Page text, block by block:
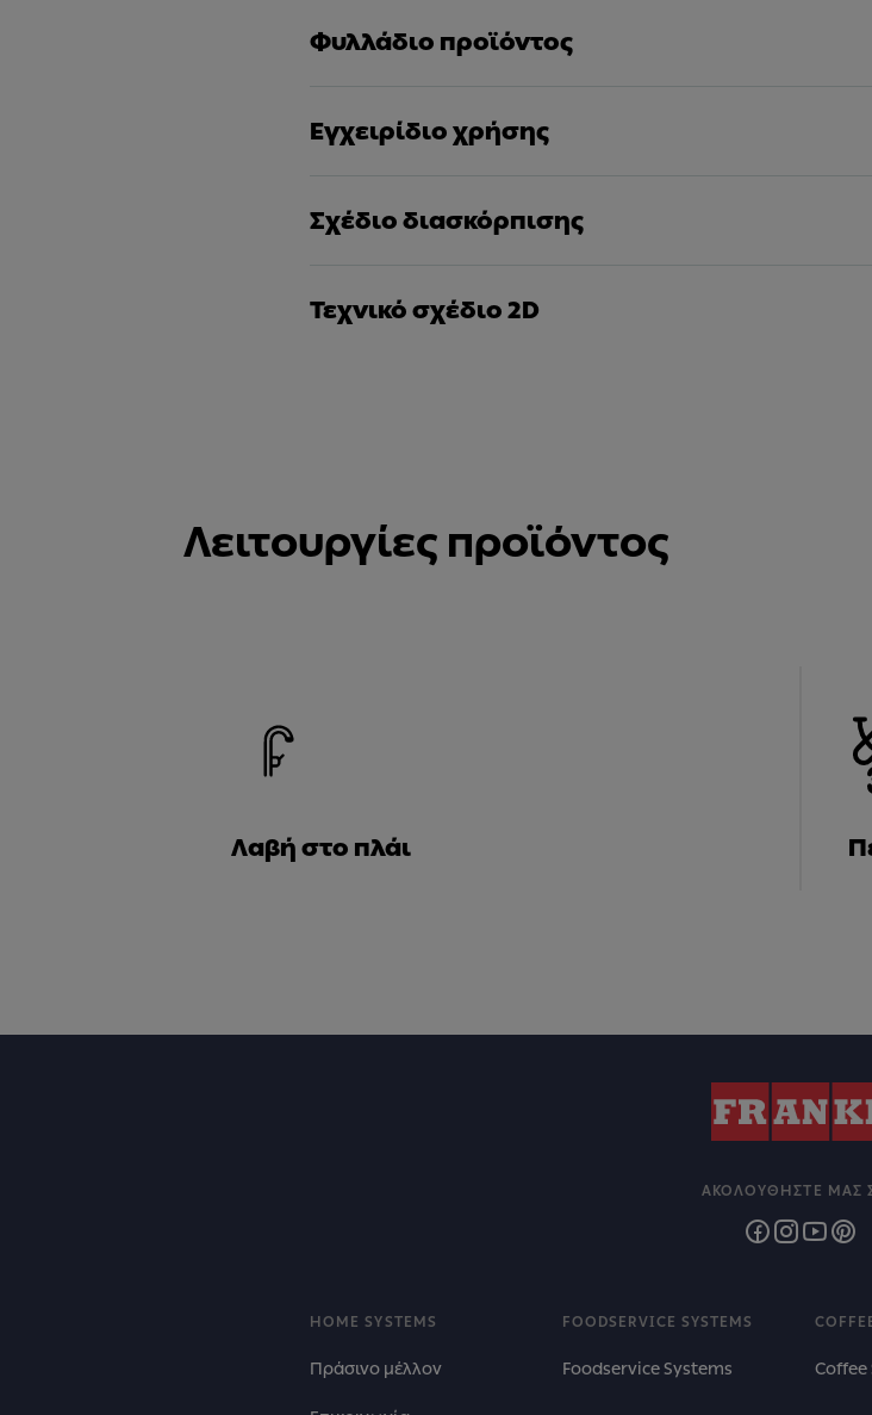
Φυλλάδιο προϊόντος
Εγχειρίδιο χρήσης
Σχέδιο διασκόρπισης
Τεχνικό σχέδιο 2D
Λειτουργίες προϊόντος
Λαβή στο πλάι
HOME SYSTEMS
Πράσινο μέλλον
FOODSERVICE SYSTEMS
Foodservice Systems Coffee
ΑΚΟΛΟΥΘΉΣΤΕ ΜΑΣ